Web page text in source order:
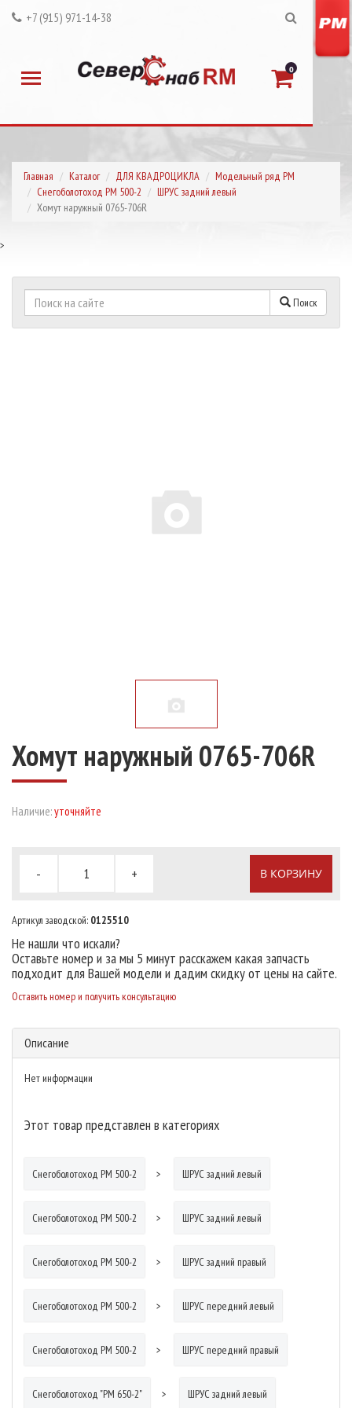
+7 (915) 971-14-38
0
Главная Каталог ДЛЯ КВАДРОЦИКЛА
Модельный ряд РМ
Снегоболотоход РМ 500-2
ШРУС задний левый
Хомут наружный 0765-706R
>
Поиск
Хомут наружный 0765-706R
Наличие:уточняйте
- + В КОРЗИНУ
Артикул заводской: 0125510
Не нашли что искали?
Оставьте номер и за мы 5 минут расскажем какая запчасть
подходит для Вашей модели и дадим скидку от цены на сайте.
Оставить номер и получить консультацию
Описание
Нет информации
Этот товар представлен в категориях
Снегоболотоход РМ 500-2 ШРУС задний левый
Снегоболотоход РМ 500-2 ШРУС задний левый
Снегоболотоход РМ 500-2 ШРУС задний правый
Снегоболотоход РМ 500-2 ШРУС передний левый
Снегоболотоход РМ 500-2 ШРУС передний правый
Снегоболотоход "РМ 650-2" ШРУС задний левый